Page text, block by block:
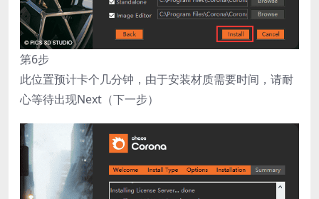
第6步
此位置预计卡个几分钟，由于安装材质需要时间，请耐
心等待出现Next（下一步）